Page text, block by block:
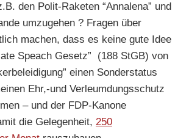
den Polit-Raketen “Annalena” und
umzugehen ? Fragen über
machen, dass es keine gute Idee
Speach Gesetz” (188 StGB) von
einen Sonderstatus
Ehr,-und Verleumdungsschutz
– und der FDP-Kanone
die Gelegenheit, 250